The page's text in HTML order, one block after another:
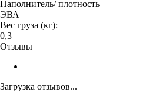
Наполнитель/ плотность
ЭВА
Вес груза (кг):
0,3
Отзывы
Загрузка отзывов...